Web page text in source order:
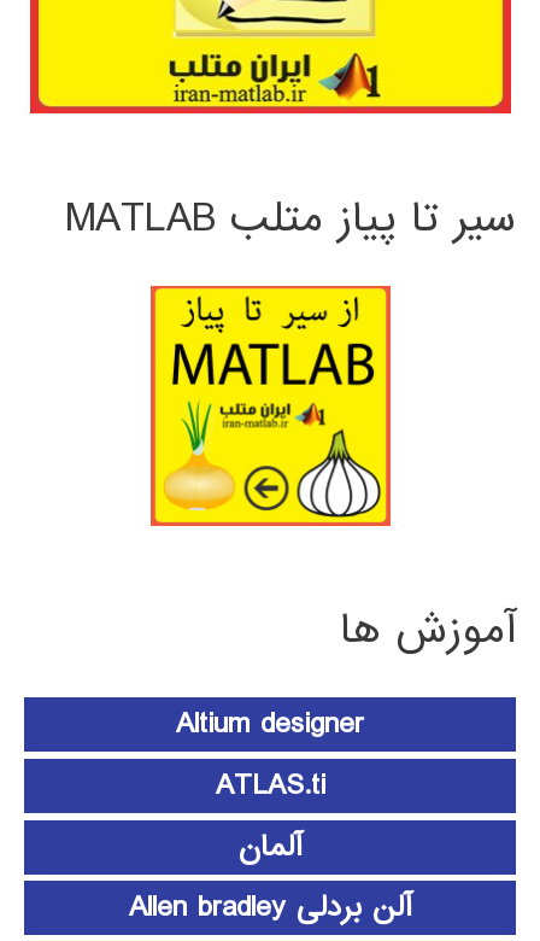
سیر تا پیاز متلب MATLAB
آموزش ها
Altium designer
ATLAS.ti
آلمان
آلن بردلی Allen bradley